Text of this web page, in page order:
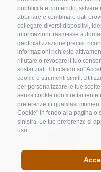
pubblicità e contenuto, salvare
abbinare e combinare dati
collegare diversi dispositivi,
informazioni trasmesse
geolocalizzazione precisi,
informazioni richieste
rifiutare o revocare il tuo
sostanziali. Cliccando su
cookie e strumenti simili.
per personalizzare le tue
senza cookie non strettamente
preferenze in qualsiasi
Cookie" in fondo alla pagina o
sinistra. Le tue preferenze si
uso.
Finanziato dall'Unione
appartengono tuttavia al
necessariamente le
dell'amministrazione
l'amministrazione
CREDITS
DICHIARAZIONE DI
POLICY
PRIVACY